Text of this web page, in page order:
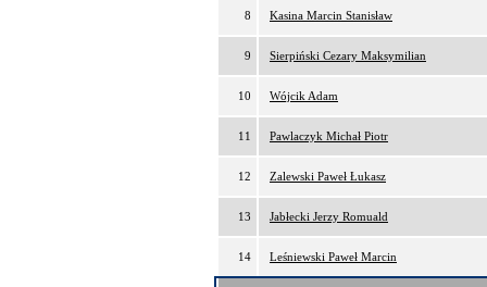
8 Kasina Marcin Stanisław
9 Sierpiński Cezary Maksymilian
10 Wójcik Adam
11 Pawlaczyk Michał Piotr
12 Zalewski Paweł Łukasz
13 Jabłecki Jerzy Romuald
14 Leśniewski Paweł Marcin